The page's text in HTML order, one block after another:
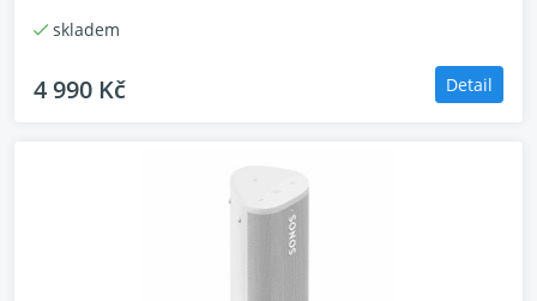
skladem
4 990 Kč Detail